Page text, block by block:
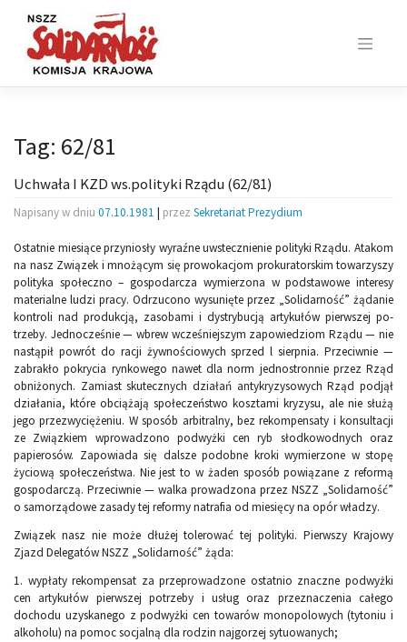
content
Tag: 62/81
Uchwała I KZD ws.polityki Rządu (62/81)
Napisany w dniu 07.10.1981 | przez Sekretariat Prezydium
Ostatnie miesiące przyniosły wyraźne uwstecznienie polityki Rządu. Ata­kom
na nasz Związek i mnożącym się prowokacjom prokuratorskim towa­rzyszy
polityka społeczno – gospodarcza wymierzona w podstawowe interesy
materialne ludzi pracy. Odrzucono wysunięte przez „Solidarność” żądanie
kontroli nad produkcją, zasobami i dystrybucją artykułów pierwszej po­
trzeby. Jednocześnie — wbrew wcześniejszym zapowiedziom Rządu — nie
nastąpił powrót do racji żywnościowych sprzed l sierpnia. Przeciwnie —
zabrakło pokrycia rynkowego nawet dla norm jednostronnie przez Rząd
ob­niżonych. Zamiast skutecznych działań antykryzysowych Rząd podjął
dzia­łania, które obciążają społeczeństwo kosztami kryzysu, ale nie służą
jego przezwyciężeniu. W sposób arbitralny, bez rekompensaty i konsultacji
ze Związkiem wprowadzono podwyżki cen ryb słodkowodnych oraz
papiero­sów. Zapowiada się dalsze podobne kroki wymierzone w stopę
życiową społeczeństwa. Nie jest to w żaden sposób powiązane z reformą
gospodarczą. Przeciwnie — walka prowadzona przez NSZZ „Solidarność”
o samorządowe zasady tej reformy natrafia od miesięcy na opór władzy.
Związek nasz nie może dłużej tolerować tej polityki. Pierwszy Krajowy
Zjazd Delegatów NSZZ „Solidarność” żąda:
1. wypłaty rekompensat za przeprowadzone ostatnio znaczne podwyżki
cen artykułów pierwszej potrzeby i usług oraz przeznaczenia całego
docho­du uzyskanego z podwyżki cen towarów monopolowych (tytoniu i
alko­holu) na pomoc socjalną dla rodzin najgorzej sytuowanych;